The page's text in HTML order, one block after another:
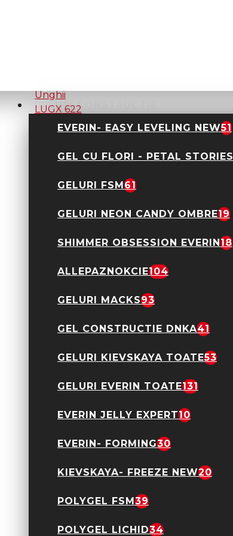
GELURI CONSTRUCTIE
EVERIN- EASY LEVELING NEW51
GEL CU FLORI - PETAL STORIES
GELURI FSM61
GELURI NEON CANDY OMBRE19
SHIMMER OBSESSION EVERIN18
ALLEPAZNOKCIE104
GELURI MACKS93
GEL CONSTRUCTIE DNKA41
GELURI KIEVSKAYA TOATE53
GELURI EVERIN TOATE131
EVERIN JELLY EXPERT10
EVERIN- FORMING30
KIEVSKAYA- FREEZE NEW20
POLYGEL FSM39
POLYGEL LICHID34
48W Pink
204 65W 35000 RPM
360 grade Argintiu